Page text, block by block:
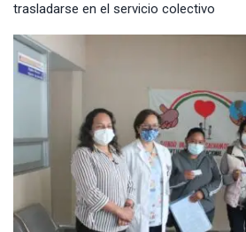
trasladarse en el servicio colectivo